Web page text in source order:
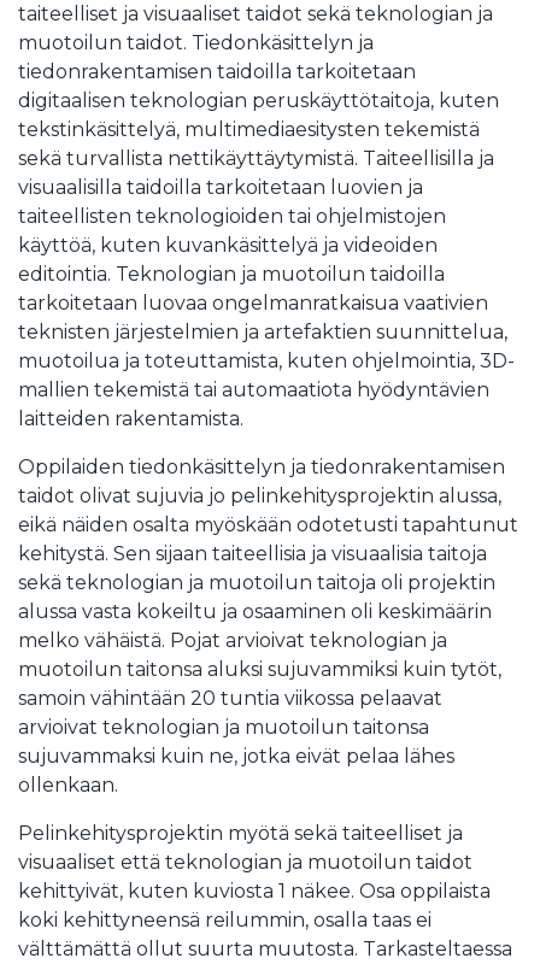
taiteelliset ja visuaaliset taidot sekä teknologian ja
muotoilun taidot. Tiedonkäsittelyn ja
tiedonrakentamisen taidoilla tarkoitetaan
digitaalisen teknologian peruskäyttötaitoja, kuten
tekstinkäsittelyä, multimediaesitysten tekemistä
sekä turvallista nettikäyttäytymistä. Taiteellisilla ja
visuaalisilla taidoilla tarkoitetaan luovien ja
taiteellisten teknologioiden tai ohjelmistojen
käyttöä, kuten kuvankäsittelyä ja videoiden
editointia. Teknologian ja muotoilun taidoilla
tarkoitetaan luovaa ongelmanratkaisua vaativien
teknisten järjestelmien ja artefaktien suunnittelua,
muotoilua ja toteuttamista, kuten ohjelmointia, 3D-
mallien tekemistä tai automaatiota hyödyntävien
laitteiden rakentamista.
Oppilaiden tiedonkäsittelyn ja tiedonrakentamisen
taidot olivat sujuvia jo pelinkehitysprojektin alussa,
eikä näiden osalta myöskään odotetusti tapahtunut
kehitystä. Sen sijaan taiteellisia ja visuaalisia taitoja
sekä teknologian ja muotoilun taitoja oli projektin
alussa vasta kokeiltu ja osaaminen oli keskimäärin
melko vähäistä. Pojat arvioivat teknologian ja
muotoilun taitonsa aluksi sujuvammiksi kuin tytöt,
samoin vähintään 20 tuntia viikossa pelaavat
arvioivat teknologian ja muotoilun taitonsa
sujuvammaksi kuin ne, jotka eivät pelaa lähes
ollenkaan.
Pelinkehitysprojektin myötä sekä taiteelliset ja
visuaaliset että teknologian ja muotoilun taidot
kehittyivät, kuten kuviosta 1 näkee. Osa oppilaista
koki kehittyneensä reilummin, osalla taas ei
välttämättä ollut suurta muutosta. Tarkasteltaessa